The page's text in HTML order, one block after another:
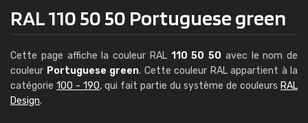
RAL 110 50 50 Portuguese green
Cette page affiche la couleur RAL 110 50 50 avec le nom de
couleur Portuguese green. Cette couleur RAL appartient à la
catégorie 100 - 190, qui fait partie du système de couleurs RAL
Design.